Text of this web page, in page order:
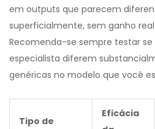
em outputs que parecem
superficialmente, sem ganho
Recomenda-se sempre testar se
especialista diferem
genéricas no modelo que você
Tipo de
Eficácia